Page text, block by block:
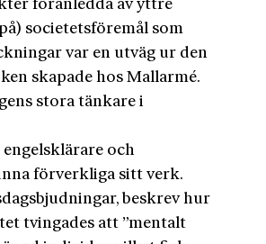
föranledda av yttre
societetsföremål som
var en utväg ur den
skapade hos Mallarmé.
stora tänkare i
och
förverkliga sitt verk.
beskrev hur
tvingades att ”mentalt